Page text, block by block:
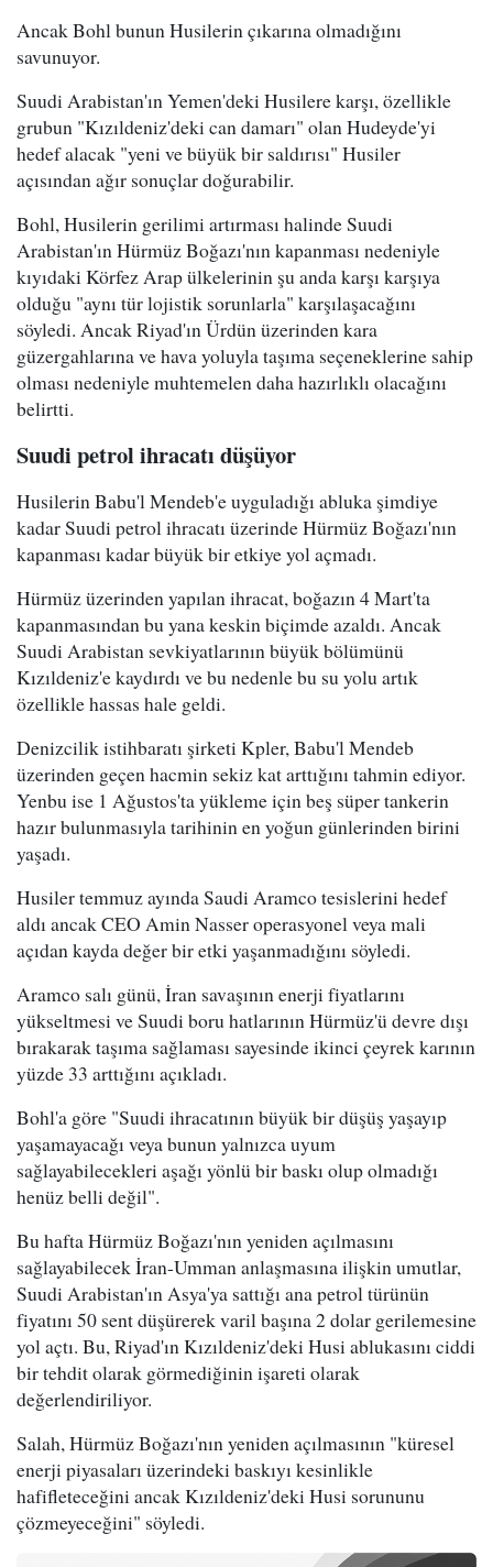
Ancak Bohl bunun Husilerin çıkarına olmadığını
savunuyor.
Suudi Arabistan'ın Yemen'deki Husilere karşı, özellikle
grubun "Kızıldeniz'deki can damarı" olan Hudeyde'yi
hedef alacak "yeni ve büyük bir saldırısı" Husiler
açısından ağır sonuçlar doğurabilir.
Bohl, Husilerin gerilimi artırması halinde Suudi
Arabistan'ın Hürmüz Boğazı'nın kapanması nedeniyle
kıyıdaki Körfez Arap ülkelerinin şu anda karşı karşıya
olduğu "aynı tür lojistik sorunlarla" karşılaşacağını
söyledi. Ancak Riyad'ın Ürdün üzerinden kara
güzergahlarına ve hava yoluyla taşıma seçeneklerine sahip
olması nedeniyle muhtemelen daha hazırlıklı olacağını
belirtti.
Suudi petrol ihracatı düşüyor
Husilerin Babu'l Mendeb'e uyguladığı abluka şimdiye
kadar Suudi petrol ihracatı üzerinde Hürmüz Boğazı'nın
kapanması kadar büyük bir etkiye yol açmadı.
Hürmüz üzerinden yapılan ihracat, boğazın 4 Mart'ta
kapanmasından bu yana keskin biçimde azaldı. Ancak
Suudi Arabistan sevkiyatlarının büyük bölümünü
Kızıldeniz'e kaydırdı ve bu nedenle bu su yolu artık
özellikle hassas hale geldi.
Denizcilik istihbaratı şirketi Kpler, Babu'l Mendeb
üzerinden geçen hacmin sekiz kat arttığını tahmin ediyor.
Yenbu ise 1 Ağustos'ta yükleme için beş süper tankerin
hazır bulunmasıyla tarihinin en yoğun günlerinden birini
yaşadı.
Husiler temmuz ayında Saudi Aramco tesislerini hedef
aldı ancak CEO Amin Nasser operasyonel veya mali
açıdan kayda değer bir etki yaşanmadığını söyledi.
Aramco salı günü, İran savaşının enerji fiyatlarını
yükseltmesi ve Suudi boru hatlarının Hürmüz'ü devre dışı
bırakarak taşıma sağlaması sayesinde ikinci çeyrek karının
yüzde 33 arttığını açıkladı.
Bohl'a göre "Suudi ihracatının büyük bir düşüş yaşayıp
yaşamayacağı veya bunun yalnızca uyum
sağlayabilecekleri aşağı yönlü bir baskı olup olmadığı
henüz belli değil".
Bu hafta Hürmüz Boğazı'nın yeniden açılmasını
sağlayabilecek İran-Umman anlaşmasına ilişkin umutlar,
Suudi Arabistan'ın Asya'ya sattığı ana petrol türünün
fiyatını 50 sent düşürerek varil başına 2 dolar gerilemesine
yol açtı. Bu, Riyad'ın Kızıldeniz'deki Husi ablukasını ciddi
bir tehdit olarak görmediğinin işareti olarak
değerlendiriliyor.
Salah, Hürmüz Boğazı'nın yeniden açılmasının "küresel
enerji piyasaları üzerindeki baskıyı kesinlikle
hafifleteceğini ancak Kızıldeniz'deki Husi sorununu
çözmeyeceğini" söyledi.